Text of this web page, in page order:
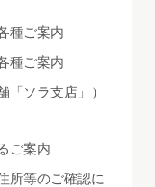
種ご案内
種ご案内
「ソラ支店」）
ご案内
所等のご確認に